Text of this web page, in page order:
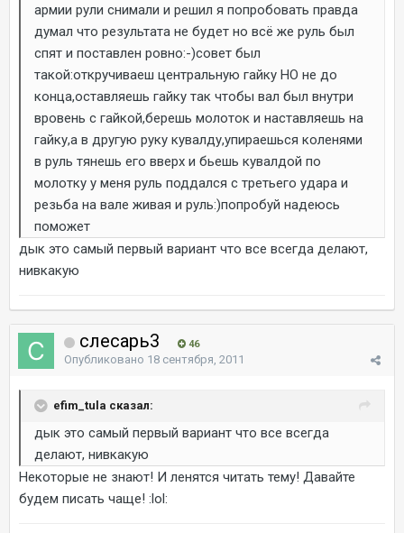
армии рули снимали и решил я попробовать правда
думал что результата не будет но всё же руль был
спят и поставлен ровно:-)совет был
такой:откручиваеш центральную гайку НО не до
конца,оставляешь гайку так чтобы вал был внутри
вровень с гайкой,берешь молоток и наставляешь на
гайку,а в другую руку кувалду,упираешься коленями
в руль тянешь его вверх и бьешь кувалдой по
молотку у меня руль поддался с третьего удара и
резьба на вале живая и руль:)попробуй надеюсь
поможет
дык это самый первый вариант что все всегда делают,
нивкакую
слесарь3 46
Опубликовано 18 сентября, 2011
efim_tula сказал:
дык это самый первый вариант что все всегда
делают, нивкакую
Некоторые не знают! И ленятся читать тему! Давайте
будем писать чаще! :lol: